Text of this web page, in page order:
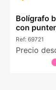
Bolígrafo
con
Ref: 69721
Precio